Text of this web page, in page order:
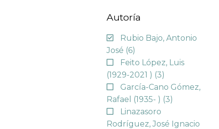
Autoría
Rubio Bajo, Antonio
José (6)
Feito López, Luis
(1929-2021 ) (3)
García-Cano Gómez,
Rafael (1935- ) (3)
Linazasoro
Rodríguez, José Ignacio